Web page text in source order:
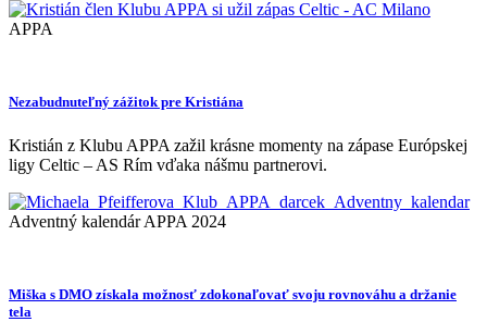
APPA
Nezabudnuteľný zážitok pre Kristiána
Kristián z Klubu APPA zažil krásne momenty na zápase Európskej
ligy Celtic – AS Rím vďaka nášmu partnerovi.
Adventný kalendár APPA 2024
Miška s DMO získala možnosť zdokonaľovať svoju rovnováhu a držanie
tela